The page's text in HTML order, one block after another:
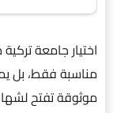
اختيار جامعة
مناسبة فقط، بل
موثوقة تفتح